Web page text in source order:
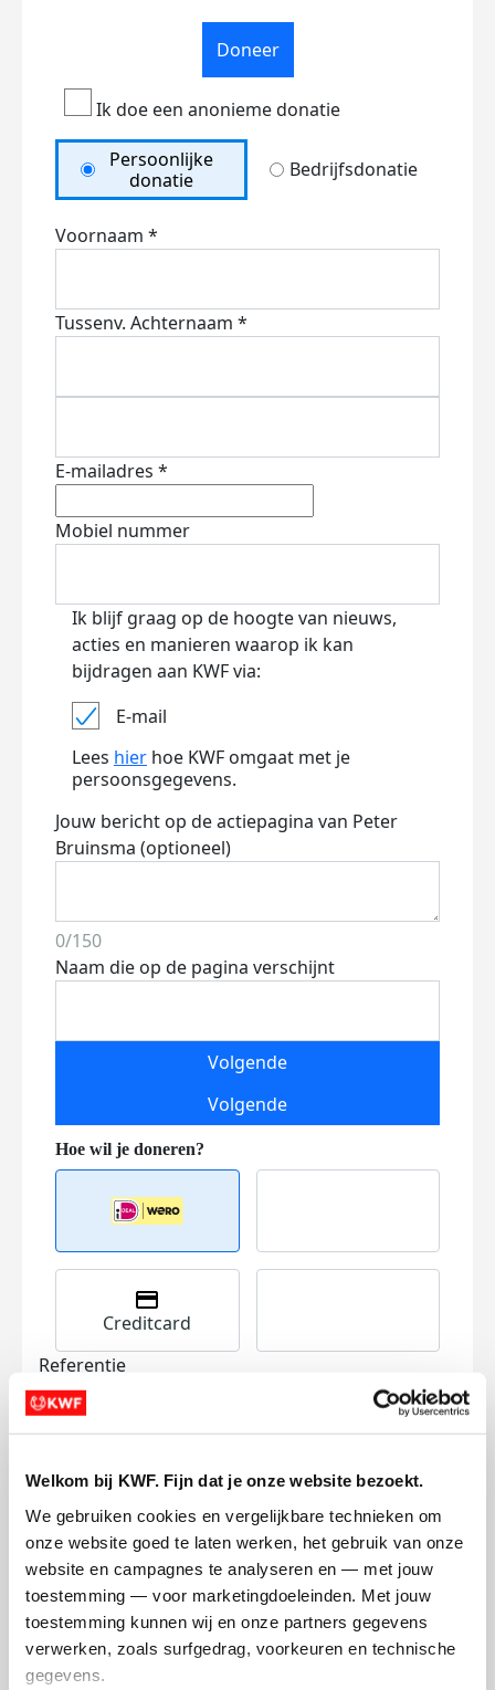
Welkom bij KWF. Fijn dat je onze website bezoekt.
We gebruiken cookies en vergelijkbare technieken om
onze website goed te laten werken, het gebruik van onze
website en campagnes te analyseren en — met jouw
toestemming — voor marketingdoeleinden. Met jouw
toestemming kunnen wij en onze partners gegevens
verwerken, zoals surfgedrag, voorkeuren en technische
gegevens.
Doneer
Ik doe een anonieme donatie
Persoonlijke
donatie
Bedrijfsdonatie
Voornaam *
Tussenv. Achternaam *
E-mailadres *
Mobiel nummer
Ik blijf graag op de hoogte van nieuws,
acties en manieren waarop ik kan
bijdragen aan KWF via:
E-mail
Lees hier hoe KWF omgaat met je
persoonsgegevens.
Jouw bericht op de actiepagina van Peter
Bruinsma (optioneel)
0/150
Naam die op de pagina verschijnt
Volgende
Volgende
Creditcard
Referentie
Ik wil bijdragen aan de transactiekosten
en betaal €0.75 extra.
Doneer nu